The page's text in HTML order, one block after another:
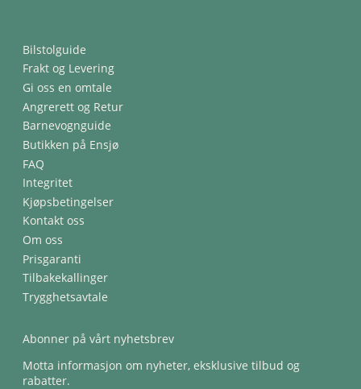
Bilstolguide
Frakt og Levering
Gi oss en omtale
Angrerett og Retur
Barnevognguide
Butikken på Ensjø
FAQ
Integritet
Kjøpsbetingelser
Kontakt oss
Om oss
Prisgaranti
Tilbakekallinger
Trygghetsavtale
Abonner på vårt nyhetsbrev
Motta informasjon om nyheter, eksklusive tilbud og
rabatter.